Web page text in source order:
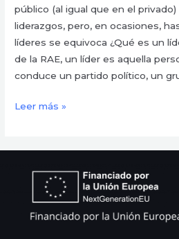
público (al igual que en el
liderazgos, pero, en ocasiones,
líderes se equivoca ¿Qué es un
de la RAE, un líder es aquella
conduce un partido político, un
Leer más »